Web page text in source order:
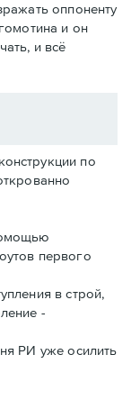
оппоненту
и он
и всё
по
первого
в строй,
-
РИ уже осилить